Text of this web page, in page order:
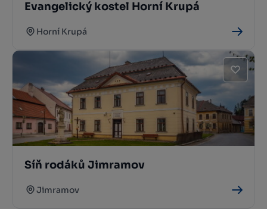
Evangelický kostel Horní Krupá
Horní Krupá
Síň rodáků Jimramov
Jimramov